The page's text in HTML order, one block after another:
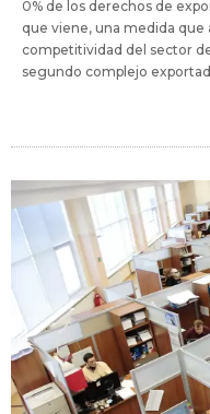
0% de los derechos de
que viene, una medida que
competitividad del sector
segundo complejo